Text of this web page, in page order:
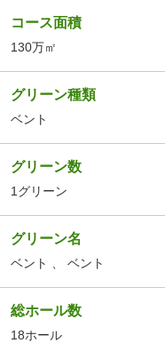
コース面積
130万㎡
グリーン種類
ベント
グリーン数
1グリーン
グリーン名
ベント ベント
総ホール数
18ホール